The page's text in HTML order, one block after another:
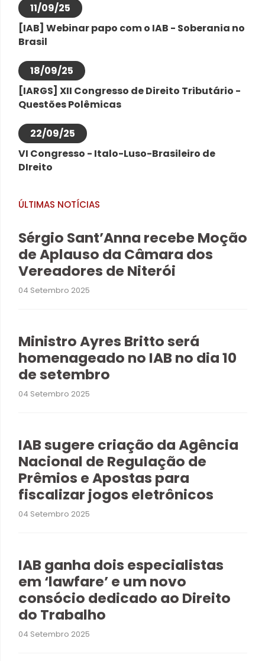
11/09/25
[IAB] Webinar papo com o IAB - Soberania no
Brasil
18/09/25
[IARGS] XII Congresso de Direito Tributário -
Questões Polêmicas
22/09/25
VI Congresso - Italo-Luso-Brasileiro de
DIreito
ÚLTIMAS NOTÍCIAS
Sérgio Sant’Anna recebe Moção
de Aplauso da Câmara dos
Vereadores de Niterói
04 Setembro 2025
Ministro Ayres Britto será
homenageado no IAB no dia 10
de setembro
04 Setembro 2025
IAB sugere criação da Agência
Nacional de Regulação de
Prêmios e Apostas para
fiscalizar jogos eletrônicos
04 Setembro 2025
IAB ganha dois especialistas
em ‘lawfare’ e um novo
consócio dedicado ao Direito
do Trabalho
04 Setembro 2025